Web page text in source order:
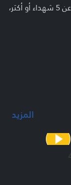
برنامج حول الشهداء في كل حلقة يتم الحديث عن 5 شهداء أو أكثر،
المزيد